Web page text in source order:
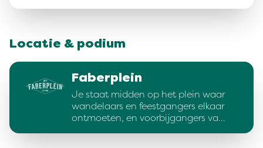
Locatie & podium
Faberplein
Je staat midden op het plein waar
wandelaars en feestgangers elkaar
ontmoeten, en voorbijgangers va…